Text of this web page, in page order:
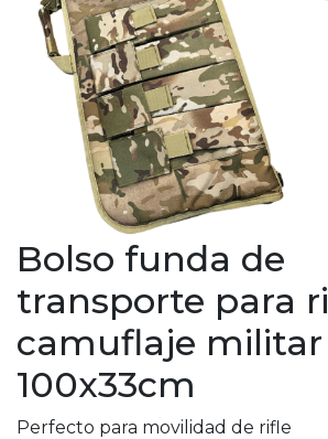
Bolso funda de
transporte para
camuflaje militar
100x33cm
Perfecto para movilidad de rifle